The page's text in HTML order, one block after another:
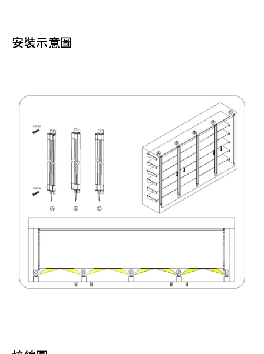
安裝示意圖